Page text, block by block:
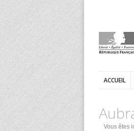
ACCUEIL
Vous êtes